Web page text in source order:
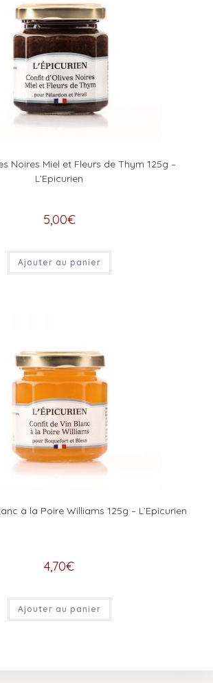
Noires Miel et Fleurs de Thym 125g –
L’Epicurien
5,00€
Ajouter au panier
à la Poire Williams 125g – L’Epicurien
4,70€
Ajouter au panier